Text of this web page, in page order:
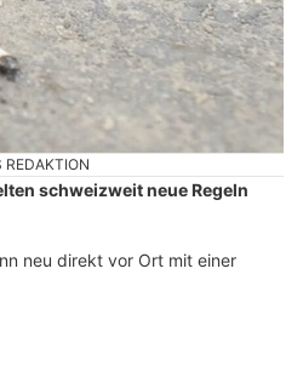
REDAKTION
schweizweit neue Regeln
neu direkt vor Ort mit einer